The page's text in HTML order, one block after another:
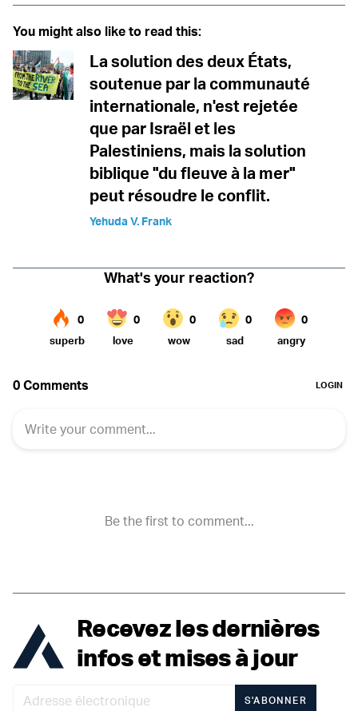
You might also like to read this:
La solution des deux États,
soutenue par la communauté
internationale, n'est rejetée
que par Israël et les
Palestiniens, mais la solution
biblique "du fleuve à la mer"
peut résoudre le conflit.
Yehuda V. Frank
Recevez les dernières
infos et mises à jour
S'ABONNER